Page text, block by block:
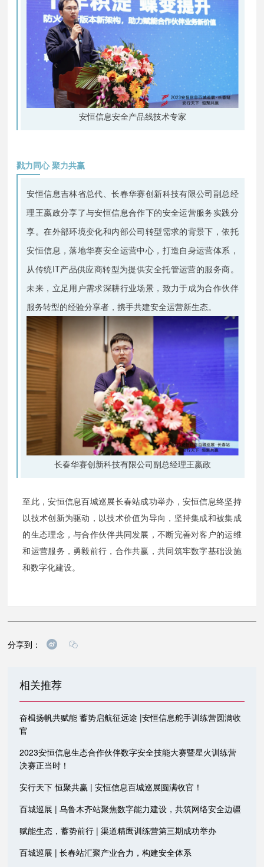
安恒信息安全产品线技术专家
戮力同心 聚力共赢
安恒信息吉林省总代、长春华赛创新科技有限公司副总经
理王嬴政分享了与安恒信息合作下的安全运营服务实践分
享。在外部环境变化和内部公司转型需求的背景下，依托
安恒信息，落地华赛安全运营中心，打造自身运营体系，
从传统IT产品供应商转型为提供安全托管运营的服务商。
未来，立足用户需求深耕行业场景，致力于成为合作伙伴
服务转型的经验分享者，携手共建安全运营新生态。
长春华赛创新科技有限公司副总经理王嬴政
至此，安恒信息百城巡展长春站成功举办，安恒信息终坚持
以技术创新为驱动，以技术价值为导向，坚持集成和被集成
的生态理念，与合作伙伴共同发展，不断完善对客户的运维
和运营服务，勇毅前行，合作共赢，共同筑牢数字基础设施
和数字化建设。
分享到：
相关推荐
奋楫扬帆共赋能 蓄势启航征远途 |安恒信息舵手训练营圆满收
官
2023安恒信息生态合作伙伴数字安全技能大赛暨星火训练营
决赛正当时！
安行天下 恒聚共赢 | 安恒信息百城巡展圆满收官！
百城巡展 | 乌鲁木齐站聚焦数字能力建设，共筑网络安全边疆
赋能生态，蓄势前行 | 渠道精鹰训练营第三期成功举办
百城巡展 | 长春站汇聚产业合力，构建安全体系